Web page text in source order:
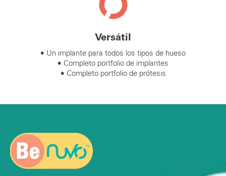
Versátil
• Un implante para todos los tipos de hueso
• Completo portfolio de implantes
• Completo portfolio de prótesis